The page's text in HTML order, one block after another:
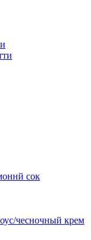
сок
чесночный крем